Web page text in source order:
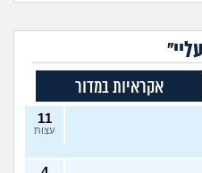
אקראיות במדור
11
עצות